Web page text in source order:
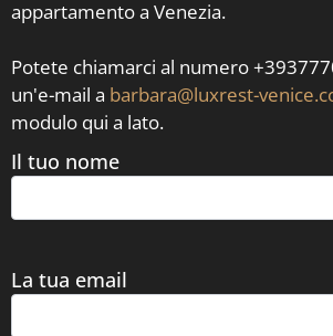
appartamento a Venezia.
Potete chiamarci al numero
un'e-mail a barbara@luxrest-
modulo qui a lato.
Il tuo nome
La tua email